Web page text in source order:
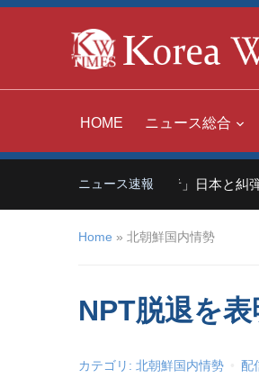
HOME ニュース総合
ニュース速報
中国「世界の嫌われ者」日本と糾弾
Home » 北朝鮮国内情勢
NPT脱退を表
カテゴリ: 北朝鮮国内情勢 配